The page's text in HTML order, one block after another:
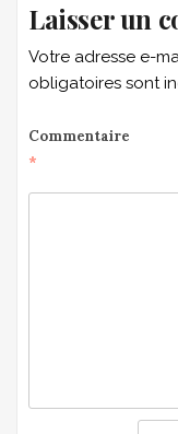
Laisser un
Votre adresse e-
obligatoires sont
Commentaire
*